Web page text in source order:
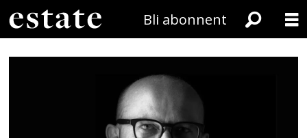
Bli abonnent